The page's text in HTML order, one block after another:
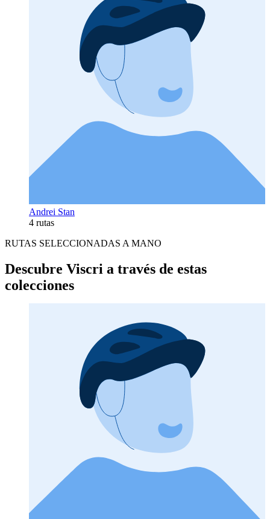
Andrei Stan
4 rutas
RUTAS SELECCIONADAS A MANO
Descubre Viscri a través de estas
colecciones